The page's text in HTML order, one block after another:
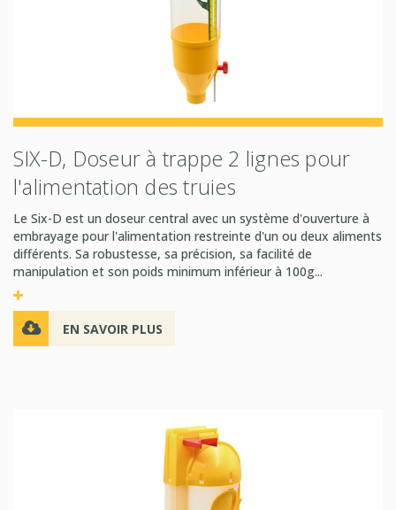
SIX-D, Doseur à trappe 2 lignes pour
l'alimentation des truies
Le Six-D est un doseur central avec un système d'ouverture à
embrayage pour l'alimentation restreinte d'un ou deux aliments
différents. Sa robustesse, sa précision, sa facilité de
manipulation et son poids minimum inférieur à 100g...
EN SAVOIR PLUS